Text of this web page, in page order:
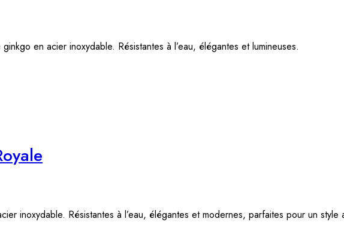
en acier inoxydable. Résistantes à l’eau, élégantes et lumineuses.
inoxydable. Résistantes à l’eau, élégantes et modernes, parfaites pour un style